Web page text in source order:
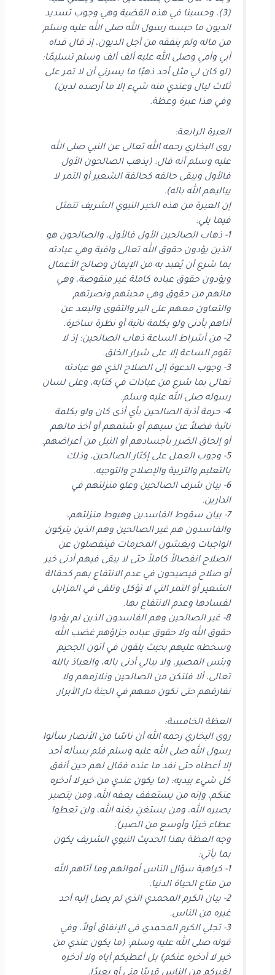
(3)، وحسبنا في هذه القضية وهي وجوب تسديد
الديون ما حبسه رسول الله صلى الله عليه وسلم
من ماله ولم ينفقه من أجل الديون، إذ قال فداه
أبي وأمي وصلى الله عليه ألف ألف وسلم تسليمًا:
(لو كان لي مثل أحد ذهبًا ما يسرني أن لا تمر على
ثلاث ليال وعندي منه شيء إلا ما أرصده لدين)
وفي هذا عبرة وعظة.
العبرة الرابعة:
روى البخاري رحمه الله تعالى عن النبي صلى الله
عليه وسلم أنه قال: (يذهب الصالحون الأول
فالأول ويبقى حالفه كحالفة الشعير أو التمر لا
يباليهم الله باله).
إن العبرة من هذه الخبر النبوي الشريف تتمثل
فيما يلي:
1- ذهاب الصالحين الأول فالأول، والصالحون هو
الذين يؤدون حقوق الله تعالى وافية وهي عبادته
بما شرع أن يُعبد به من الإيمان وصالح الأعمال
ويؤدون حقوق عباده كاملة غير منقوصة، وهي
مالهم من حقوق وهي محبتهم ونصرتهم
والتعاون معهم على البر والتقوى والبعد عن
أذاهم بأدنى ولو بكلمة نائبة أو نظرة ساخرة.
2- من أشراط الساعة ذهاب الصالحين؛ إذ لا
تقوم الساعة إلا على شرار الخلق.
3- وجوب الدعوة إلى الصلاح الذي هو عبادته
تعالى بما شرع من عبادات في كتابه، وعلى لسان
رسوله صلى الله عليه وسلم.
4- حرمة أذية الصالحين بأي أذى كان ولو بكلمة
نائبة فضلاً عن سبهم أو شتمهم أو أخذ مالهم
أو إلحاق الضرر بأجسادهم أو النيل من أعراضهم.
5- وجوب العمل على إكثار الصالحين، وذلك
بالتعليم والتربية والإصلاح والتوجيه.
6- بيان شرف الصالحين وعلو منزلتهم في
الدارين.
7- بيان سقوط الفاسدين وهبوط منزلتهم،
والفاسدون هم غير الصالحين وهم الذين يتركون
الواجبات ويغشون المحرمات فينفصلون عن
الصلاح انفصالاً كاملاً حتى لا يبقى فيهم أدنى خير
أو صلاح فيصبحون في عدم الانتفاع بهم كحفالة
الشعير أو التمر التي لا تؤكل وتلقى في المزابل
لفسادها وعدم الانتفاع بها.
8- غير الصالحين وهم الفاسدون الذين لم يؤدوا
حقوق الله ولا حقوق عباده جزاؤهم غضب الله
وسخطه عليهم بحيث يلقون في أتون الجحيم
وبئس المصير، ولا يبالي أدنى باله، والعياذ بالله
تعالى، ألا فلنكن من الصالحين ونلازمهم ولا
نفارقهم حتى نكون معهم في الجنة دار الأبرار.
العظة الخامسة:
روى البخاري رحمه الله أن ناسًا من الأنصار سألوا
رسول الله صلى الله عليه وسلم فلم يسأله أحد
إلا أعطاه حتى نفد ما عنده فقال لهم حين أنفق
كل شيء بيديه: (ما يكون عندي من خير لا أدخره
عنكم، وإنه من يستعفف يعفه الله، ومن يتصبر
يصبره الله، ومن يستغنِ يغنه الله، ولن تعطوا
عطاء خيرًا وأوسع من الصبر).
وجه العظة بهذا الحديث النبوي الشريف يكون
بما يأتي:
1- كراهية سؤال الناس أموالهم وما آتاهم الله
من متاع الحياة الدنيا.
2- بيان الكرم المحمدي الذي لم يصل إليه أحد
غيره من الناس.
3- تجلي الكرم المحمدي في الإنفاق أولاً، وفي
قوله صلى الله عليه وسلم: (ما يكون عندي من
خير لا أدخره عنكم) بل أعطيكم أياه ولا أدخره